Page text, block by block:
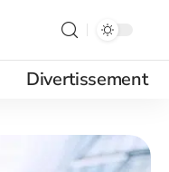
Divertissement